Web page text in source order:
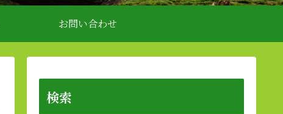
お問い合わせ
検索